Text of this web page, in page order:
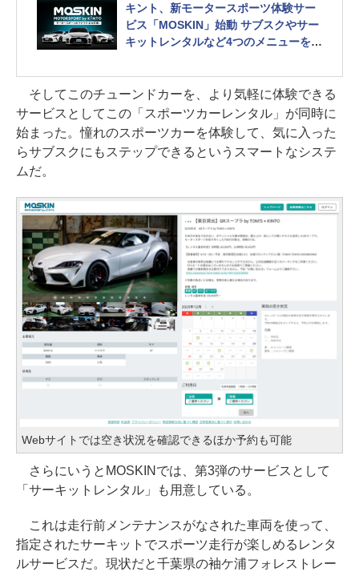
キント、新モータースポーツ体験サー
ビス「MOSKIN」始動 サブスクやサー
キットレンタルなど4つのメニューを用
そしてこのチューンドカーを、より気軽に体験できる
サービスとしてこの「スポーツカーレンタル」が同時に
始まった。憧れのスポーツカーを体験して、気に入った
らサブスクにもステップできるというスマートなシステ
ムだ。
Webサイトでは空き状況を確認できるほか予約も可能
さらにいうとMOSKINでは、第3弾のサービスとして
「サーキットレンタル」も用意している。
これは走行前メンテナンスがなされた車両を使って、
指定されたサーキットでスポーツ走行が楽しめるレンタ
ルサービスだ。現状だと千葉県の袖ケ浦フォレストレー